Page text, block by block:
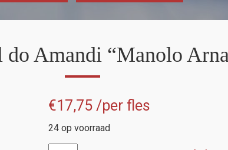
do Amandi “Manolo
€17,75/per fles
24 op voorraad